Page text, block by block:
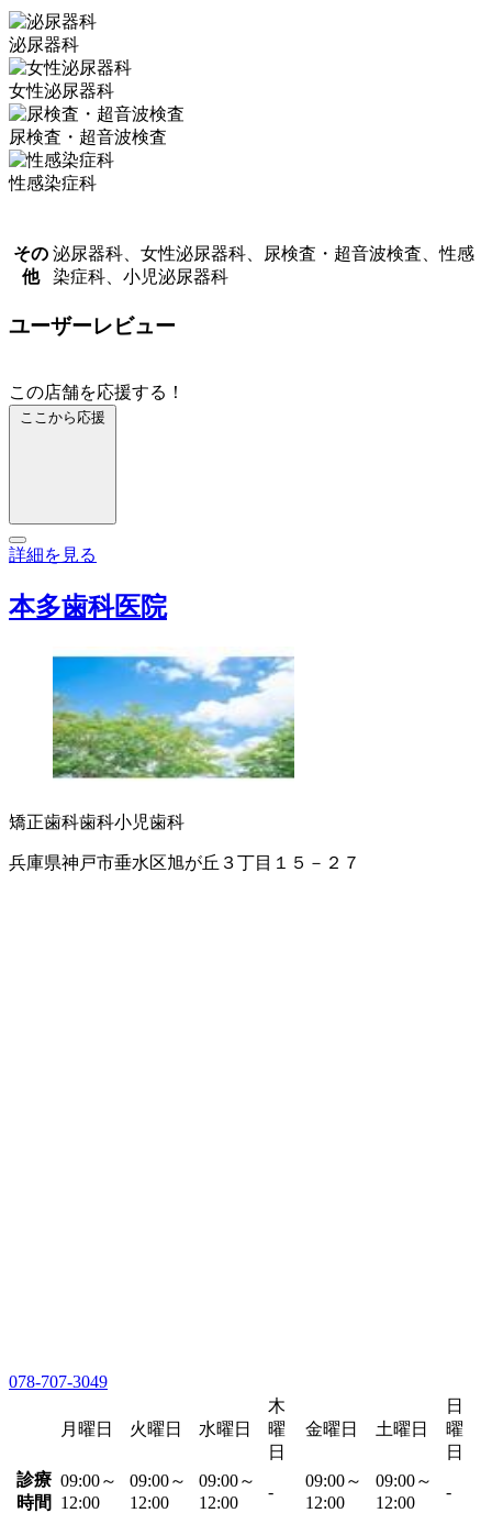
泌尿器科
女性泌尿器科
尿検査・超音波検査
性感染症科
その
他
泌尿器科、女性泌尿器科、尿検査・超音波検査、性感
染症科、小児泌尿器科
ユーザーレビュー
この店舗を応援する！
ここから応援
詳細を見る
本多歯科医院
矯正歯科歯科小児歯科
兵庫県神戸市垂水区旭が丘３丁目１５－２７
078-707-3049
月曜日 火曜日 水曜日
木
曜
日
金曜日 土曜日
日
曜
日
診療
時間
09:00～
12:00
09:00～
12:00
09:00～
12:00
-
09:00～
12:00
09:00～
12:00
-